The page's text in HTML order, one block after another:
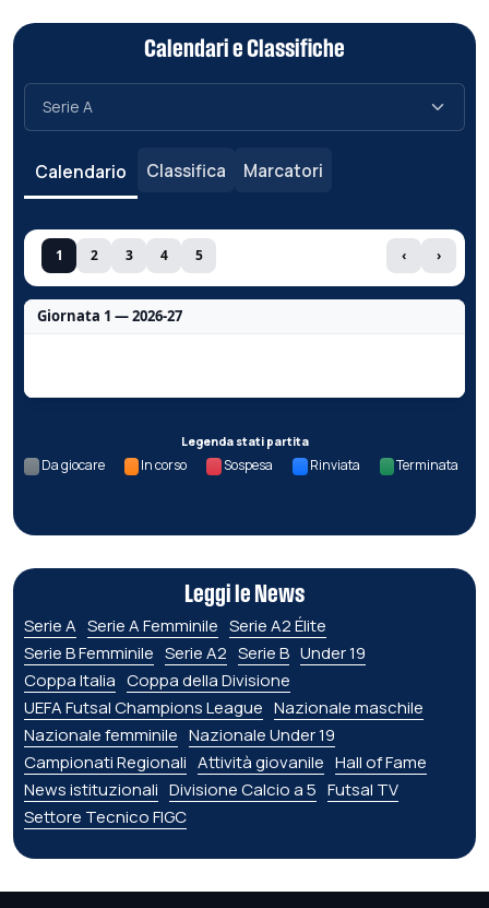
Calendari e Classifiche
Calendario Classifica Marcatori
1 2 3 4 5 ‹ ›
Giornata 1 — 2026-27
Legenda stati partita
Da giocare In corso Sospesa Rinviata Terminata
Leggi le News
Serie A Serie A Femminile Serie A2 Élite
Serie B Femminile Serie A2 Serie B Under 19
Coppa Italia Coppa della Divisione
UEFA Futsal Champions League Nazionale maschile
Nazionale femminile Nazionale Under 19
Campionati Regionali Attività giovanile Hall of Fame
News istituzionali Divisione Calcio a 5 Futsal TV
Settore Tecnico FIGC